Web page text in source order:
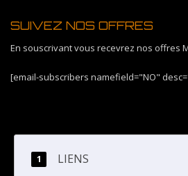
SUIVEZ NOS OFFRES
En souscrivant vous recevrez nos offres
[email-subscribers namefield="NO"
LIENS